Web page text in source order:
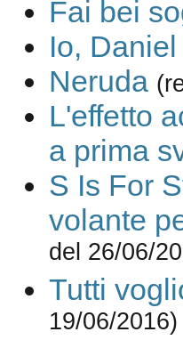
Fai bei
Io,
Neruda
L'effetto
a prima
S Is For
volante
del 26/06/
Tutti
19/06/2016)